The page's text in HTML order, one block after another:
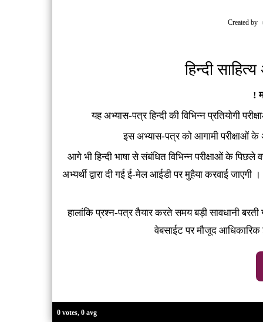
0 votes, 0 avg
Created by
हिन्‍दी
!
यह अभ्‍यास-पत्र हिन्‍दी की विभिन्‍न प्रतियोगी
इस अभ्‍यास-पत्र को आगामी परीक्षाओं के
आगे भी हिन्‍दी भाषा से संबंधित विभिन्‍न परीक्षाओं के
अभ्‍यर्थी द्वारा दी गई ई-मेल आईडी पर मुहैया करवाई जाएगी
हालांकि प्रश्‍न-पत्र तैयार करते समय बड़ी सावधानी
वेबसाईट पर मौजूद